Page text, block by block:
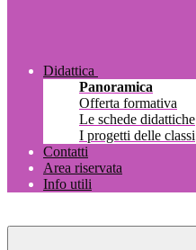
Didattica
Panoramica
Offerta formativa
Le schede didattiche
I progetti delle classi
Contatti
Area riservata
Info utili